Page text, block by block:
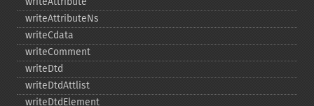
writeAttributeNs
writeCdata
writeComment
writeDtd
writeDtdAttlist
writeDtdElement